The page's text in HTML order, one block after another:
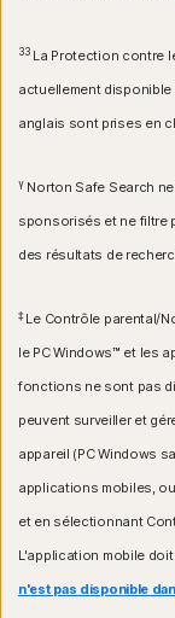
33La Protection contre
actuellement
anglais sont prises en
γNorton Safe Search
sponsorisés et ne filtre
des résultats de
‡Le Contrôle parental/
le PC Windows™ et les
fonctions ne sont pas
peuvent surveiller et
appareil (PC Windows
applications mobiles,
et en sélectionnant
L'application mobile
n'est pas disponible